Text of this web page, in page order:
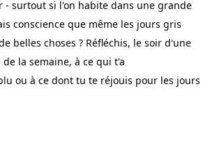
- surtout si l'on habite dans une grande
conscience que même les jours gris
belles choses ? Réfléchis, le soir d'une
la semaine, à ce qui t'a
ou à ce dont tu te réjouis pour les jours